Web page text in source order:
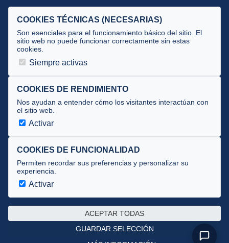
Selecciones
Tecnificación
JUECES Y OFICIALES
Documentos
Cursos
Circulares oficiales
Convocatorias y Equipaciones
Av. José Atarés 101, semisótano. 50018 Zaragoza
Privacidad · Cookies
COOKIES TÉCNICAS (NECESARIAS)
Son esenciales para el funcionamiento básico del sitio. El
sitio web no puede funcionar correctamente sin estas
cookies.
Siempre activas
COOKIES DE RENDIMIENTO
Nos ayudan a entender cómo los visitantes interactúan con
el sitio web.
Activar
COOKIES DE FUNCIONALIDAD
Permiten recordar sus preferencias y personalizar su
experiencia.
Activar
ACEPTAR TODAS
GUARDAR SELECCIÓN